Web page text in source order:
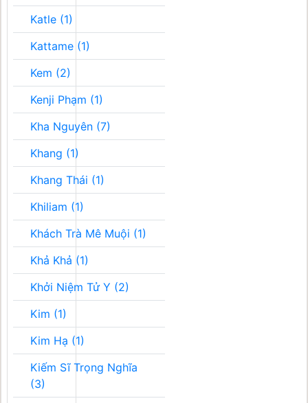
Katle (1)
Kattame (1)
Kem (2)
Kenji Phạm (1)
Kha Nguyên (7)
Khang (1)
Khang Thái (1)
Khiliam (1)
Khách Trà Mê Muội (1)
Khả Khả (1)
Khởi Niệm Tử Y (2)
Kim (1)
Kim Hạ (1)
Kiếm Sĩ Trọng Nghĩa
(3)